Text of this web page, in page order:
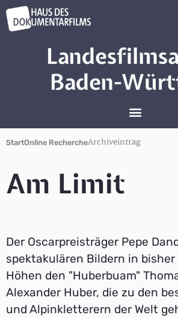
Baden-
StartOnline RechercheArchiveintrag
Am Limit
Der Oscarpreisträger Pepe
spektakulären Bildern in
Höhen den "Huberbuam"
Alexander Huber, die zu den
und Alpinkletterern der Welt